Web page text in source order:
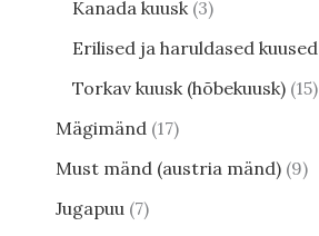
Kanada kuusk 3
Erilised ja haruldased kuused
Torkav kuusk (hõbekuusk) 15
Mägimänd 17
Must mänd (austria mänd) 9
Jugapuu 7